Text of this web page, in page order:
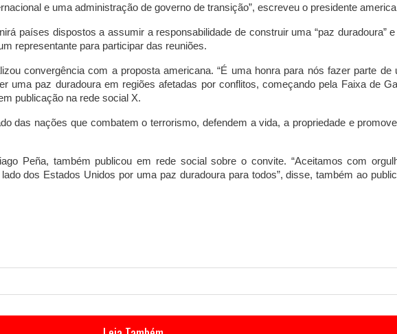
e uma administração de governo de transição”, escreveu o presidente
países dispostos a assumir a responsabilidade de construir uma “paz duradoura”
representante para participar das reuniões.
convergência com a proposta americana. “É uma honra para nós fazer parte de
uma paz duradoura em regiões afetadas por conflitos, começando pela Faixa de
publicação na rede social X.
das nações que combatem o terrorismo, defendem a vida, a propriedade e
Peña, também publicou em rede social sobre o convite. “Aceitamos com
dos Estados Unidos por uma paz duradoura para todos”, disse, também ao